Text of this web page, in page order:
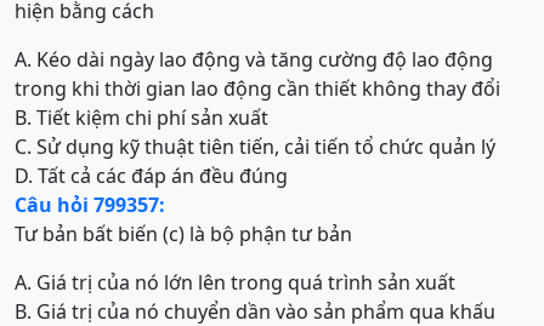
hiện bằng cách
A. Kéo dài ngày lao động và tăng cường độ lao động
trong khi thời gian lao động cần thiết không thay đổi
B. Tiết kiệm chi phí sản xuất
C. Sử dụng kỹ thuật tiên tiến, cải tiến tổ chức quản lý
D. Tất cả các đáp án đều đúng
Câu hỏi 799357:
Tư bản bất biến (c) là bộ phận tư bản
A. Giá trị của nó lớn lên trong quá trình sản xuất
B. Giá trị của nó chuyển dần vào sản phẩm qua khấu